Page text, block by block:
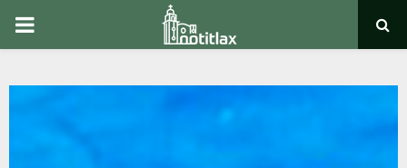
PRIMARY